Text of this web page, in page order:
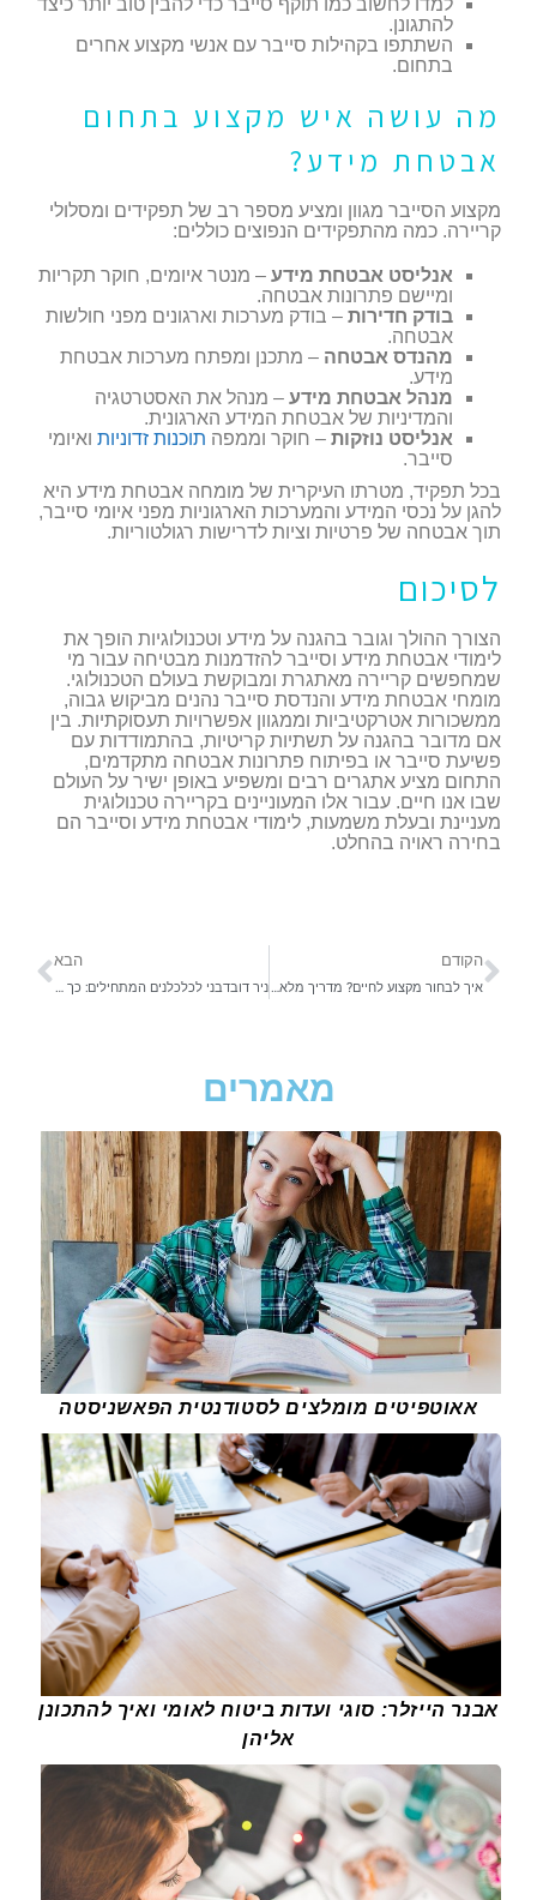
למדו לחשוב כמו תוקף סייבר כדי להבין טוב יותר כיצד
להתגונן.
השתתפו בקהילות סייבר עם אנשי מקצוע אחרים
בתחום.
מה עושה איש מקצוע בתחום
אבטחת מידע?
מקצוע הסייבר מגוון ומציע מספר רב של תפקידים ומסלולי
קריירה. כמה מהתפקידים הנפוצים כוללים:
אנליסט אבטחת מידע – מנטר איומים, חוקר תקריות
ומיישם פתרונות אבטחה.
בודק חדירות – בודק מערכות וארגונים מפני חולשות
אבטחה.
מהנדס אבטחה – מתכנן ומפתח מערכות אבטחת
מידע.
מנהל אבטחת מידע – מנהל את האסטרטגיה
והמדיניות של אבטחת המידע הארגונית.
אנליסט נוזקות – חוקר וממפה תוכנות זדוניות ואיומי
סייבר.
בכל תפקיד, מטרתו העיקרית של מומחה אבטחת מידע היא
להגן על נכסי המידע והמערכות הארגוניות מפני איומי סייבר,
תוך אבטחה של פרטיות וציות לדרישות רגולטוריות.
לסיכום
הצורך ההולך וגובר בהגנה על מידע וטכנולוגיות הופך את
לימודי אבטחת מידע וסייבר להזדמנות מבטיחה עבור מי
שמחפשים קריירה מאתגרת ומבוקשת בעולם הטכנולוגי.
מומחי אבטחת מידע והנדסת סייבר נהנים מביקוש גבוה,
ממשכורות אטרקטיביות וממגוון אפשרויות תעסוקתיות. בין
אם מדובר בהגנה על תשתיות קריטיות, בהתמודדות עם
פשיעת סייבר או בפיתוח פתרונות אבטחה מתקדמים,
התחום מציע אתגרים רבים ומשפיע באופן ישיר על העולם
שבו אנו חיים. עבור אלו המעוניינים בקריירה טכנולוגית
מעניינת ובעלת משמעות, לימודי אבטחת מידע וסייבר הם
בחירה ראויה בהחלט.
הקודם
איך לבחור מקצוע לחיים? מדריך מלא עם טיפים מעשיים
הבא
ניר דובדבני לכלכלנים המתחילים: כך מגדילים הכנסה בעסק
מאמרים
אאוטפיטים מומלצים לסטודנטית הפאשניסטה
אבנר הייזלר: סוגי ועדות ביטוח לאומי ואיך להתכונן
אליהן